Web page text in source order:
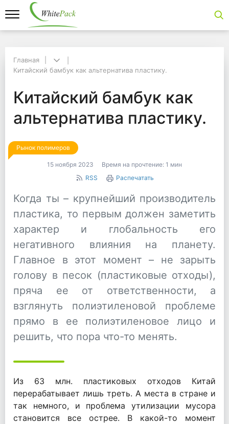
Китайский бамбук как альтернатива пластику.
Китайский бамбук
Главная
Китайский бамбук как альтернатива пластику.
Китайский бамбук как
альтернатива пластику.
Рынок полимеров
15 ноября 2023 Время на прочтение: 1 мин
RSS
Распечатать
Когда ты – крупнейший производитель
пластика, то первым должен заметить
характер и глобальность его
негативного влияния на планету.
Главное в этот момент – не зарыть
голову в песок (пластиковые отходы),
пряча ее от ответственности, а
взглянуть полиэтиленовой проблеме
прямо в ее полиэтиленовое лицо и
решить, что пора что-то менять.
Из 63 млн. пластиковых отходов Китай
перерабатывает лишь треть. А места в стране и
так немного, и проблема утилизации мусора
становится все острее. В какой-то момент